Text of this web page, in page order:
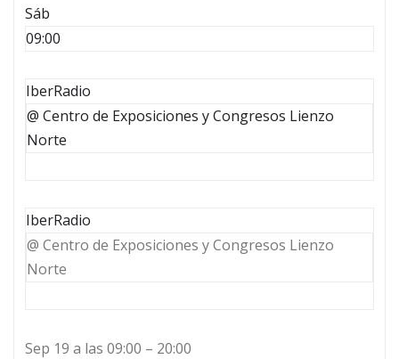
Sáb
09:00
IberRadio
@ Centro de Exposiciones y Congresos Lienzo
Norte
IberRadio
@ Centro de Exposiciones y Congresos Lienzo
Norte
Sep 19 a las 09:00 – 20:00